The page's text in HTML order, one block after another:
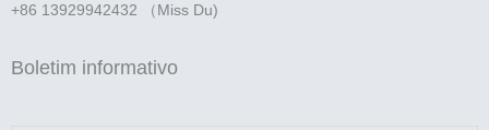
+86 13929942432 （Miss Du)
Boletim informativo